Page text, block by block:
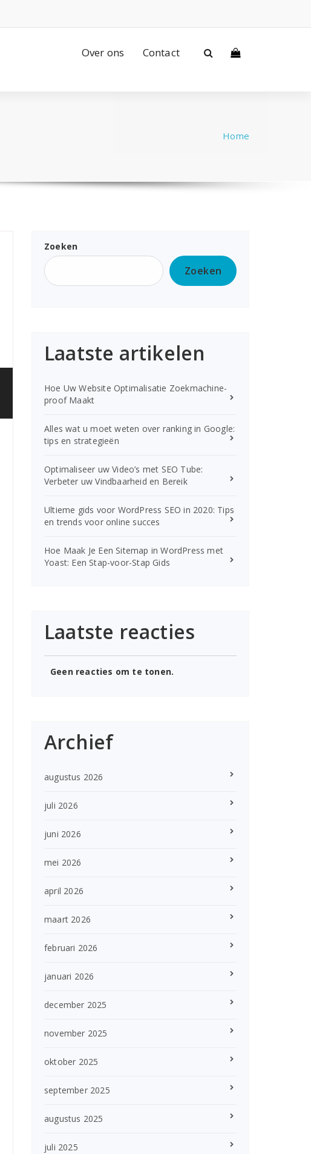
Over ons Contact
Home
Zoeken
Zoeken
Laatste artikelen
Hoe Uw Website Optimalisatie Zoekmachine-
proof Maakt
Alles wat u moet weten over ranking in Google:
tips en strategieën
Optimaliseer uw Video’s met SEO Tube:
Verbeter uw Vindbaarheid en Bereik
Ultieme gids voor WordPress SEO in 2020: Tips
en trends voor online succes
Hoe Maak Je Een Sitemap in WordPress met
Yoast: Een Stap-voor-Stap Gids
Laatste reacties
Geen reacties om te tonen.
Archief
augustus 2026
juli 2026
juni 2026
mei 2026
april 2026
maart 2026
februari 2026
januari 2026
december 2025
november 2025
oktober 2025
september 2025
augustus 2025
juli 2025